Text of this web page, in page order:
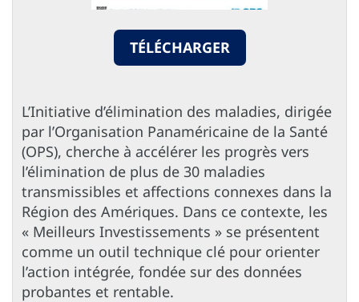
TÉLÉCHARGER
L’Initiative d’élimination des maladies, dirigée
par l’Organisation Panaméricaine de la Santé
(OPS), cherche à accélérer les progrès vers
l’élimination de plus de 30 maladies
transmissibles et affections connexes dans la
Région des Amériques. Dans ce contexte, les
« Meilleurs Investissements » se présentent
comme un outil technique clé pour orienter
l’action intégrée, fondée sur des données
probantes et rentable.